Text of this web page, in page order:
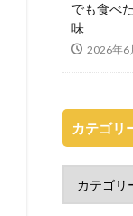
でも食べ
味
2026年6
カテゴリ